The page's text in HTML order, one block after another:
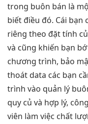
trong buôn bán là
biết điều đó. Cái
riêng theo đặt tính
và cũng khiến bạn
chương trình, bảo
thoát data các bạn
trình vào quản lý
quy củ và hợp lý,
viên làm việc chất